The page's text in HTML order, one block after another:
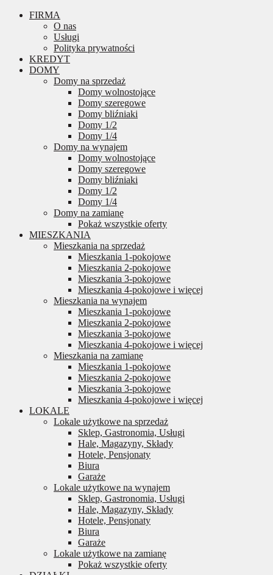
FIRMA
O nas
Usługi
Polityka prywatności
KREDYT
DOMY
Domy na sprzedaż
Domy wolnostojące
Domy szeregowe
Domy bliźniaki
Domy 1/2
Domy 1/4
Domy na wynajem
Domy wolnostojące
Domy szeregowe
Domy bliźniaki
Domy 1/2
Domy 1/4
Domy na zamianę
Pokaż wszystkie oferty
MIESZKANIA
Mieszkania na sprzedaż
Mieszkania 1-pokojowe
Mieszkania 2-pokojowe
Mieszkania 3-pokojowe
Mieszkania 4-pokojowe i więcej
Mieszkania na wynajem
Mieszkania 1-pokojowe
Mieszkania 2-pokojowe
Mieszkania 3-pokojowe
Mieszkania 4-pokojowe i więcej
Mieszkania na zamianę
Mieszkania 1-pokojowe
Mieszkania 2-pokojowe
Mieszkania 3-pokojowe
Mieszkania 4-pokojowe i więcej
LOKALE
Lokale użytkowe na sprzedaż
Sklep, Gastronomia, Usługi
Hale, Magazyny, Składy
Hotele, Pensjonaty
Biura
Garaże
Lokale użytkowe na wynajem
Sklep, Gastronomia, Usługi
Hale, Magazyny, Składy
Hotele, Pensjonaty
Biura
Garaże
Lokale użytkowe na zamianę
Pokaż wszystkie oferty